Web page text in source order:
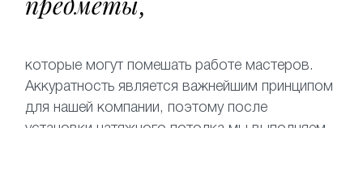
которые могут помешать работе мастеров.
Аккуратность является важнейшим принципом
для нашей компании, поэтому после
установки натяжного потолка мы выполняем